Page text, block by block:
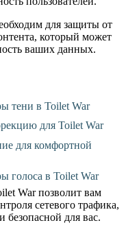
для защиты от
который может
ваших данных.
тени в Toilet War
для Toilet War
для комфортной
голоса в Toilet War
War позволит вам
сетевого трафика,
безопасной для вас.